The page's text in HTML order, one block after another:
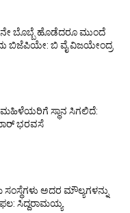
ಬೊಬ್ಬೆ ಹೊಡೆದರೂ ಮುಂದೆ
ಬಿಜೆಪಿಯೇ: ಬಿ ವೈ ವಿಜಯೇಂದ್ರ
ಮಹಿಳೆಯರಿಗೆ ಸ್ಥಾನ ಸಿಗಲಿದೆ:
ಭರವಸೆ
ಅದರ ಮೌಲ್ಯಗಳನ್ನು
ಸಿದ್ದರಾಮಯ್ಯ